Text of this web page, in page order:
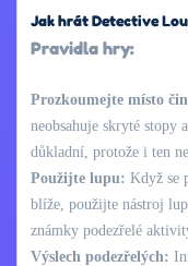
Jak hrát Detective
Pravidla hry:
Prozkoumejte místo
neobsahuje skryté stopy
důkladní, protože i ten
Použijte lupu: Když se
blíže, použijte nástroj
známky podezřelé
Výslech podezřelých: